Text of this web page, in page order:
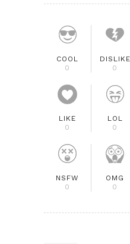
COOL
0
DISLIKE
0
LIKE
0
LOL
0
NSFW
0
OMG
0